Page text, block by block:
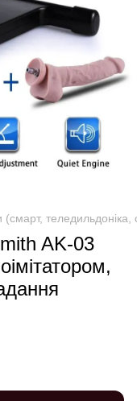
(смарт,
AK-03